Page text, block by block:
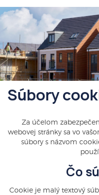
Súbory
Za účelom
webovej stránky sa vo
súbory s názvom
Čo
Cookie je malý textový